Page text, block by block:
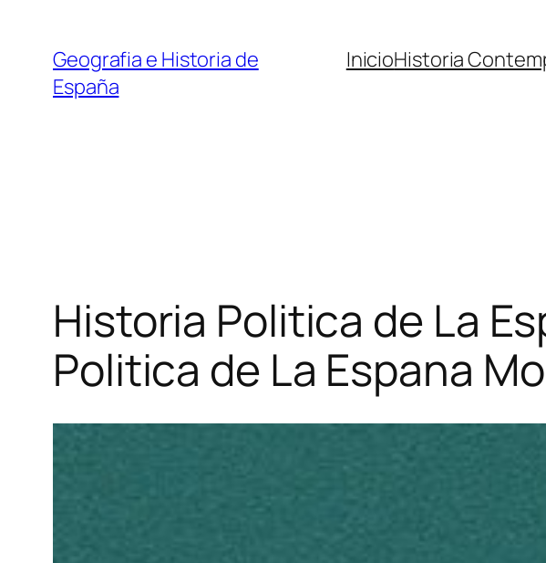
contenido
Geografia e Historia de
España
InicioHistoria
Historia Politica de La
Politica de La Espana